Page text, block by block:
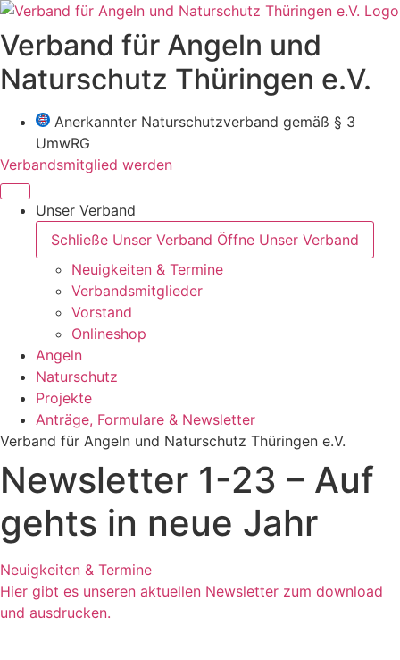
Zum
Inhalt
wechseln
Verband für Angeln und
Naturschutz Thüringen e.V.
Anerkannter Naturschutzverband gemäß § 3
UmwRG
Verbandsmitglied werden
Unser Verband
Schließe Unser Verband Öffne Unser Verband
Neuigkeiten & Termine
Verbandsmitglieder
Vorstand
Onlineshop
Angeln
Naturschutz
Projekte
Anträge, Formulare & Newsletter
Verband für Angeln und Naturschutz Thüringen e.V.
Newsletter 1-23 – Auf
gehts in neue Jahr
Neuigkeiten & Termine
Hier gibt es unseren aktuellen Newsletter zum download
und ausdrucken.